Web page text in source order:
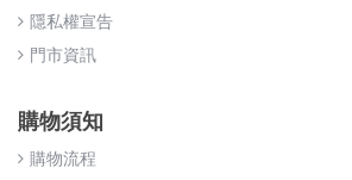
隱私權宣告
門市資訊
購物須知
購物流程